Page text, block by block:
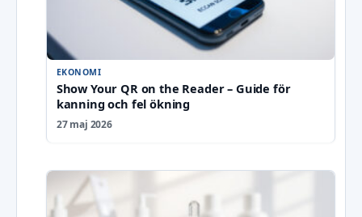
EKONOMI
Show Your QR on the Reader – Guide för
kanning och fel ökning
27 maj 2026